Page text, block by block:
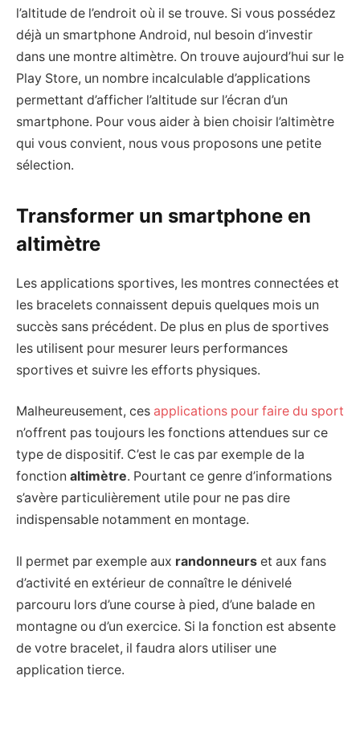
l’altitude de l’endroit où il se trouve. Si vous possédez
déjà un smartphone Android, nul besoin d’investir
dans une montre altimètre. On trouve aujourd’hui sur le
Play Store, un nombre incalculable d’applications
permettant d’afficher l’altitude sur l’écran d’un
smartphone. Pour vous aider à bien choisir l’altimètre
qui vous convient, nous vous proposons une petite
sélection.
Transformer un smartphone en
altimètre
Les applications sportives, les montres connectées et
les bracelets connaissent depuis quelques mois un
succès sans précédent. De plus en plus de sportives
les utilisent pour mesurer leurs performances
sportives et suivre les efforts physiques.
Malheureusement, ces applications pour faire du sport
n’offrent pas toujours les fonctions attendues sur ce
type de dispositif. C’est le cas par exemple de la
fonction altimètre. Pourtant ce genre d’informations
s’avère particulièrement utile pour ne pas dire
indispensable notamment en montage.
Il permet par exemple aux randonneurs et aux fans
d’activité en extérieur de connaître le dénivelé
parcouru lors d’une course à pied, d’une balade en
montagne ou d’un exercice. Si la fonction est absente
de votre bracelet, il faudra alors utiliser une
application tierce.